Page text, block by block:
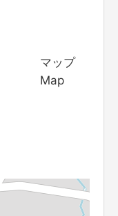
マップ
Map